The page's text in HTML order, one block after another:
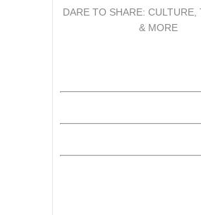
DARE TO SHARE: CULTURE,
& MORE